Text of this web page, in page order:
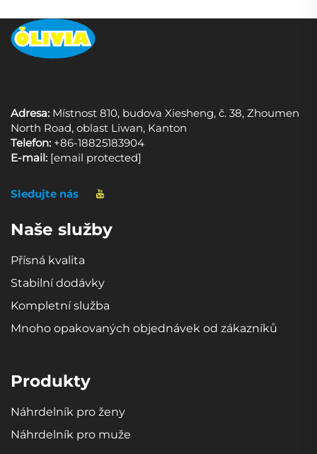
Adresa: Místnost 810, budova Xiesheng, č. 38, Zhoumen
North Road, oblast Liwan, Kanton
Telefon: +86-18825183904
E-mail: [email protected]
Sledujte nás
Naše služby
Přísná kvalita
Stabilní dodávky
Kompletní služba
Mnoho opakovaných objednávek od zákazníků
Produkty
Náhrdelník pro ženy
Náhrdelník pro muže